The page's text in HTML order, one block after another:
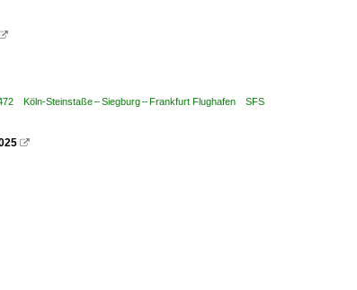
Köln-Steinstaße – Siegburg – Frankfurt Flughafen SFS
